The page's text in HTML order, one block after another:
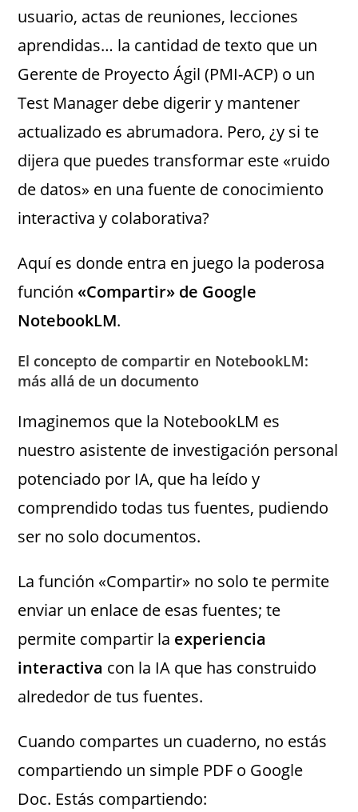
usuario, actas de reuniones, lecciones
aprendidas… la cantidad de texto que un
Gerente de Proyecto Ágil (PMI-ACP) o un
Test Manager debe digerir y mantener
actualizado es abrumadora. Pero, ¿y si te
dijera que puedes transformar este «ruido
de datos» en una fuente de conocimiento
interactiva y colaborativa?
Aquí es donde entra en juego la poderosa
función«Compartir» de Google
NotebookLM.
El concepto de compartir en NotebookLM:
más allá de un documento
Imaginemos que la NotebookLM es
nuestro asistente de investigación personal
potenciado por IA, que ha leído y
comprendido todas tus fuentes, pudiendo
ser no solo documentos.
La función «Compartir» no solo te permite
enviar un enlace de esas fuentes; te
permite compartir la experiencia
interactiva con la IA que has construido
alrededor de tus fuentes.
Cuando compartes un cuaderno, no estás
compartiendo un simple PDF o Google
Doc. Estás compartiendo: